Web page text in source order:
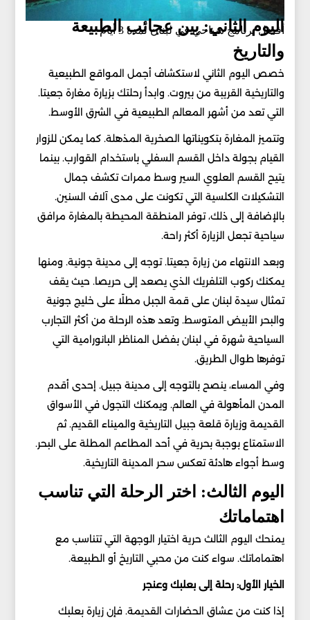
أفضل برنامج سياحي في لبنان لمدة 3 أيام
اليوم الثاني: بين عجائب الطبيعة
والتاريخ
خصص اليوم الثاني لاستكشاف أجمل المواقع الطبيعية
والتاريخية القريبة من بيروت. وابدأ رحلتك بزيارة مغارة جعيتا.
التي تعد من أشهر المعالم الطبيعية في الشرق الأوسط.
وتتميز المغارة بتكويناتها الصخرية المذهلة. كما يمكن للزوار
القيام بجولة داخل القسم السفلي باستخدام القوارب. بينما
يتيح القسم العلوي السير وسط ممرات تكشف جمال
التشكيلات الكلسية التي تكونت على مدى آلاف السنين.
بالإضافة إلى ذلك، توفر المنطقة المحيطة بالمغارة مرافق
سياحية تجعل الزيارة أكثر راحة.
وبعد الانتهاء من زيارة جعيتا. توجه إلى مدينة جونية. ومنها
يمكنك ركوب التلفريك الذي يصعد إلى حريصا. حيث يقف
تمثال سيدة لبنان على قمة الجبل مطلًا على خليج جونية
والبحر الأبيض المتوسط. وتعد هذه الرحلة من أكثر التجارب
السياحية شهرة في لبنان بفضل المناظر البانورامية التي
توفرها طوال الطريق.
وفي المساء، ينصح بالتوجه إلى مدينة جبيل. إحدى أقدم
المدن المأهولة في العالم. ويمكنك التجول في الأسواق
القديمة وزيارة قلعة جبيل التاريخية والميناء القديم. ثم
الاستمتاع بوجبة بحرية في أحد المطاعم المطلة على البحر.
وسط أجواء هادئة تعكس سحر المدينة التاريخية.
اليوم الثالث: اختر الرحلة التي تناسب
اهتماماتك
يمنحك اليوم الثالث حرية اختيار الوجهة التي تتناسب مع
اهتماماتك. سواء كنت من محبي التاريخ أو الطبيعة.
الخيار الأول: رحلة إلى بعلبك وعنجر
إذا كنت من عشاق الحضارات القديمة. فإن زيارة بعلبك